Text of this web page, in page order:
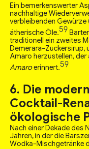
Ein bemerkenswerter
nachhaltige
verbleibenden Gewürze
ätherische Öle.59
traditionell ein zweites
Demerara-Zuckersirup,
Amaro herzustellen, der
Amaroerinnert.59
6. Die
Cocktail-
ökologische
Nach einer Dekade des
Jahren, in der die
Wodka-Mischgetränke